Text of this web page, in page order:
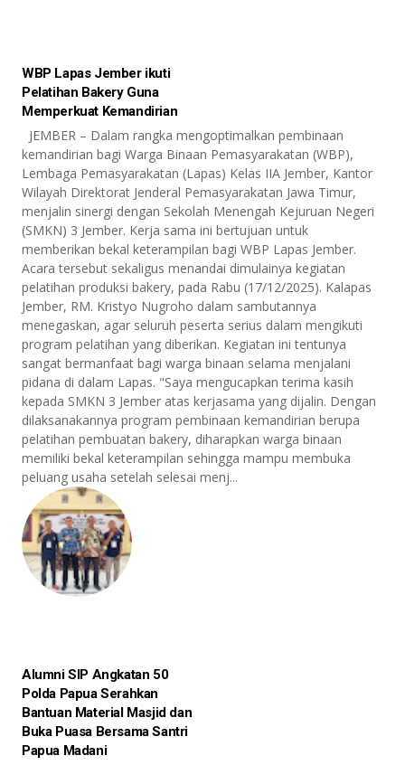
WBP Lapas Jember ikuti
Pelatihan Bakery Guna
Memperkuat Kemandirian
JEMBER – Dalam rangka mengoptimalkan pembinaan
kemandirian bagi Warga Binaan Pemasyarakatan (WBP),
Lembaga Pemasyarakatan (Lapas) Kelas IIA Jember, Kantor
Wilayah Direktorat Jenderal Pemasyarakatan Jawa Timur,
menjalin sinergi dengan Sekolah Menengah Kejuruan Negeri
(SMKN) 3 Jember. Kerja sama ini bertujuan untuk
memberikan bekal keterampilan bagi WBP Lapas Jember.
Acara tersebut sekaligus menandai dimulainya kegiatan
pelatihan produksi bakery, pada Rabu (17/12/2025). Kalapas
Jember, RM. Kristyo Nugroho dalam sambutannya
menegaskan, agar seluruh peserta serius dalam mengikuti
program pelatihan yang diberikan. Kegiatan ini tentunya
sangat bermanfaat bagi warga binaan selama menjalani
pidana di dalam Lapas. "Saya mengucapkan terima kasih
kepada SMKN 3 Jember atas kerjasama yang dijalin. Dengan
dilaksanakannya program pembinaan kemandirian berupa
pelatihan pembuatan bakery, diharapkan warga binaan
memiliki bekal keterampilan sehingga mampu membuka
peluang usaha setelah selesai menj...
Alumni SIP Angkatan 50
Polda Papua Serahkan
Bantuan Material Masjid dan
Buka Puasa Bersama Santri
Papua Madani